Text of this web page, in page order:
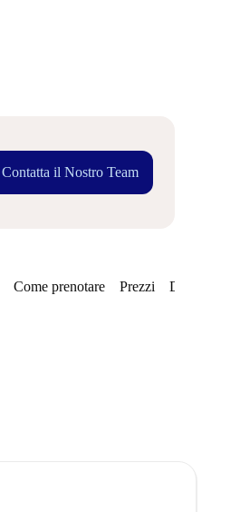
Contatta il Nostro Team
Come prenotare Prezzi Disponibilità